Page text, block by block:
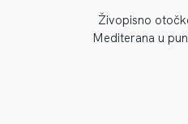
Živopisno
Mediterana u